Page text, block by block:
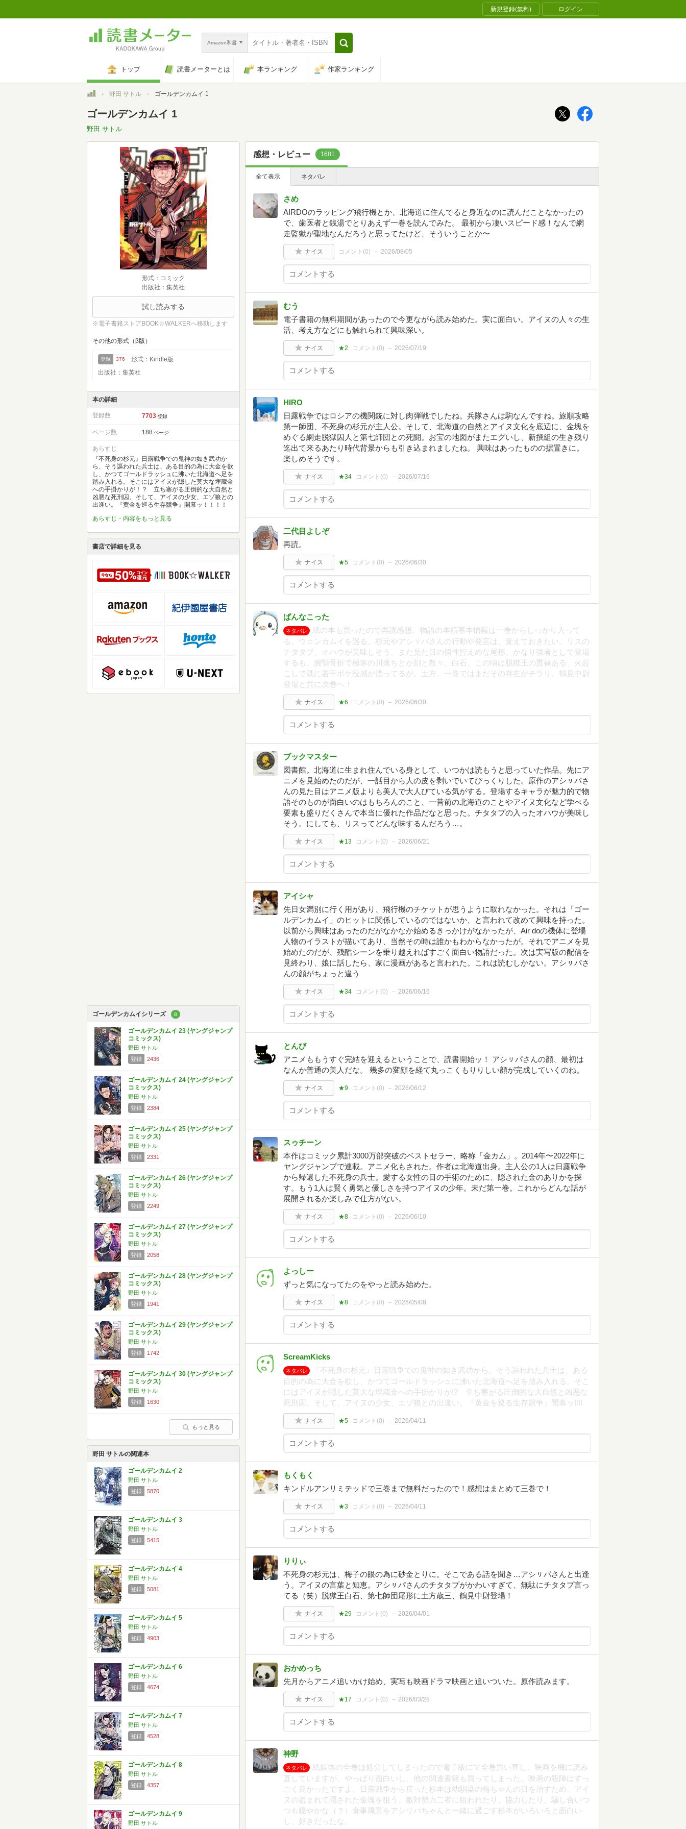
新規登録(無料) ログイン
Amazon和書
トップ 読書メーターとは 本ランキング 作家ランキング
トップ野田 サトル ゴールデンカムイ 1
ゴールデンカムイ 1
野田 サトル
形式：コミック
出版社：集英社
試し読みする
※電子書籍ストアBOOK☆WALKERへ移動します
その他の形式（β版）
登録 376
形式：Kindle版
出版社：集英社
本の詳細
登録数 7703 登録
ページ数 188 ページ
あらすじ
『不死身の杉元』日露戦争での鬼神の如き武功か
ら、そう謳われた兵士は、ある目的の為に大金を欲
し、かつてゴールドラッシュに沸いた北海道へ足を
踏み入れる。そこにはアイヌが隠した莫大な埋蔵金
への手掛かりが！？ 立ち塞がる圧倒的な大自然と
凶悪な死刑囚。そして、アイヌの少女、エゾ狼との
出逢い。『黄金を巡る生存競争』開幕ッ！！！！
あらすじ・内容をもっと見る
書店で詳細を見る
ゴールデンカムイシリーズ 8
ゴールデンカムイ 23 (ヤングジャンプ
コミックス)
野田 サトル
登録
2436
ゴールデンカムイ 24 (ヤングジャンプ
コミックス)
野田 サトル
登録
2384
ゴールデンカムイ 25 (ヤングジャンプ
コミックス)
野田 サトル
登録
2331
ゴールデンカムイ 26 (ヤングジャンプ
コミックス)
野田 サトル
登録
2249
ゴールデンカムイ 27 (ヤングジャンプ
コミックス)
野田 サトル
登録
2058
ゴールデンカムイ 28 (ヤングジャンプ
コミックス)
野田 サトル
登録
1941
ゴールデンカムイ 29 (ヤングジャンプ
コミックス)
野田 サトル
登録
1742
ゴールデンカムイ 30 (ヤングジャンプ
コミックス)
野田 サトル
登録
1630
もっと見る
野田 サトルの関連本
ゴールデンカムイ 2
野田 サトル
登録
5870
ゴールデンカムイ 3
野田 サトル
登録
5415
ゴールデンカムイ 4
野田 サトル
登録
5081
ゴールデンカムイ 5
野田 サトル
登録
4903
ゴールデンカムイ 6
野田 サトル
登録
4674
ゴールデンカムイ 7
野田 サトル
登録
4528
ゴールデンカムイ 8
野田 サトル
登録
4357
ゴールデンカムイ 9
野田 サトル
感想・レビュー 1681
全て表示 ネタバレ
さめ
AIRDOのラッピング飛行機とか、北海道に住んでると身近なのに読んだことなかったの
で、歯医者と銭湯でとりあえず一巻を読んでみた。 最初から凄いスピード感！なんで網
走監獄が聖地なんだろうと思ってたけど、そういうことか〜
ナイス コメント(0) 2026/08/05
むう
電子書籍の無料期間があったので今更ながら読み始めた。実に面白い。アイヌの人々の生
活、考え方などにも触れられて興味深い。
ナイス ★2 コメント(0) 2026/07/19
HIRO
日露戦争ではロシアの機関銃に対し肉弾戦でしたね。兵隊さんは駒なんですね。旅順攻略
第一師団、不死身の杉元が主人公。そして、北海道の自然とアイヌ文化を底辺に、金塊を
めぐる網走脱獄囚人と第七師団との死闘。お宝の地図がまたエグいし、新撰組の生き残り
迄出て来るあたり時代背景からも引き込まれましたね。 興味はあったものの据置きに。
楽しめそうです。
ナイス ★34 コメント(0) 2026/07/16
二代目よしぞ
再読。
ナイス ★5 コメント(0) 2026/06/30
ぱんなこった
ネタバレ
紙の本も買ったので再読感想。物語の本筋基本情報は一巻からしっかり入って
る。ウェンカムイを巡る、杉元やアシㇼパさんの行動や発言は、覚えておきたい。リスの
チタタプ、オハウが美味しそう。まだ見た目の個性控えめな尾形、かなり強者として登場
するも、腕顎骨折で極寒の川落ちとか割と散々。白石、この頃は脱獄王の貫禄ある、火起
こしで既に若干ボケ役感が漂ってるが。土方、一巻ではまだその存在がチラリ。鶴見中尉
登場と共に次巻へ！
ナイス ★6 コメント(0) 2026/06/30
ブックマスター
図書館。北海道に生まれ住んでいる身として、いつかは読もうと思っていた作品。先にア
ニメを見始めたのだが、一話目から人の皮を剥いでいてびっくりした。原作のアシㇼパさ
んの見た目はアニメ版よりも美人で大人びている気がする。登場するキャラが魅力的で物
語そのものが面白いのはもちろんのこと、一昔前の北海道のことやアイヌ文化など学べる
要素も盛りだくさんで本当に優れた作品だなと思った。チタタプの入ったオハウが美味し
そう。にしても、リスってどんな味するんだろう…。
ナイス ★13 コメント(0) 2026/06/21
アイシャ
先日女満別に行く用があり、飛行機のチケットが思うように取れなかった。それは「ゴー
ルデンカムイ」のヒットに関係しているのではないか、と言われて改めて興味を持った。
以前から興味はあったのだがなかなか始めるきっかけがなかったが、Air doの機体に登場
人物のイラストが描いてあり、当然その時は誰かもわからなかったが。それでアニメを見
始めたのだが、残酷シーンを乗り越えればすごく面白い物語だった。次は実写版の配信を
見終わり、娘に話したら、家に漫画があると言われた。これは読むしかない。アシㇼパさ
んの顔がちょっと違う
ナイス ★34 コメント(0) 2026/06/16
とんび
アニメももうすぐ完結を迎えるということで、読書開始ッ！ アシㇼパさんの顔、最初は
なんか普通の美人だな。 幾多の変顔を経て丸っこくもりりしい顔が完成していくのね。
ナイス ★9 コメント(0) 2026/06/12
スゥチーン
本作はコミック累計3000万部突破のベストセラー、略称「金カム」。2014年〜2022年に
ヤングジャンプで連載。アニメ化もされた。作者は北海道出身。主人公の1人は日露戦争
から帰還した不死身の兵士。愛する女性の目の手術のために、隠された金のありかを探
す。もう1人は賢く勇気と優しさを持つアイヌの少年。未だ第一巻。これからどんな話が
展開されるか楽しみで仕方がない。
ナイス ★8 コメント(0) 2026/06/10
よっしー
ずっと気になってたのをやっと読み始めた。
ナイス ★8 コメント(0) 2026/05/08
ScreamKicks
ネタバレ
『不死身の杉元』日露戦争での鬼神の如き武功から、そう謳われた兵士は、ある
目的の為に大金を欲し、かつてゴールドラッシュに沸いた北海道へ足を踏み入れる。そこ
にはアイヌが隠した莫大な埋蔵金への手掛かりが!? 立ち塞がる圧倒的な大自然と凶悪な
死刑囚。そして、アイヌの少女、エゾ狼との出逢い。『黄金を巡る生存競争』開幕ッ!!!!
ナイス ★5 コメント(0) 2026/04/11
もくもく
キンドルアンリミテッドで三巻まで無料だったので！感想はまとめて三巻で！
ナイス ★3 コメント(0) 2026/04/11
りりぃ
不死身の杉元は、梅子の眼の為に砂金とりに。そこである話を聞き…アシㇼパさんと出逢
う。アイヌの言葉と知恵。アシㇼパさんのチタタプがかわいすぎて、無駄にチタタプ言っ
てる（笑）脱獄王白石、第七師団尾形に土方歳三、鶴見中尉登場！
ナイス ★29 コメント(0) 2026/04/01
おかめっち
先月からアニメ追いかけ始め、実写も映画ドラマ映画と追いついた。原作読みます。
ナイス ★17 コメント(0) 2026/03/28
神野
ネタバレ
紙媒体の全巻は処分してしまったので電子版にて全巻買い直し。映画を機に読み
直していますが、やっぱり面白いし、他の関連書籍も買ってしまった。映画の殺陣はすっ
ごく良かったですよ。日露戦争から戻った杉本は幼馴染の梅ちゃんの目を治すため、アイ
ヌの盗まれて隠された金塊を狙う。敵対勢力二者に狙われたり、協力したり、騙し合いつ
つも穏やかな（？）食事風景をアシリパちゃんと一緒に過ごす杉本がいろいろと面白い
し、好きだったな。